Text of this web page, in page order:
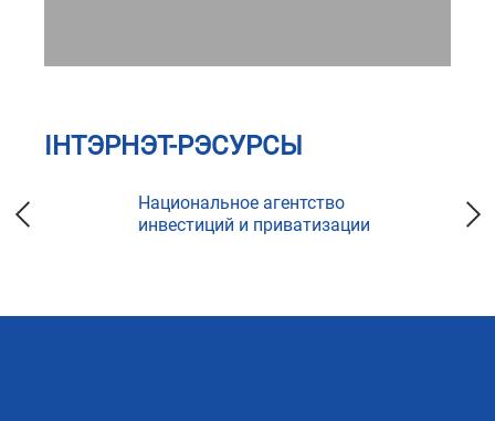
ІНТЭРНЭТ-РЭСУРСЫ
Национальное агентство
инвестиций и приватизации